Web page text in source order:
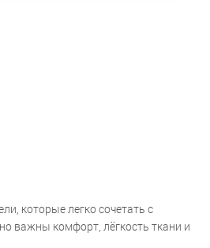
которые легко сочетать с
важны комфорт, лёгкость ткани и